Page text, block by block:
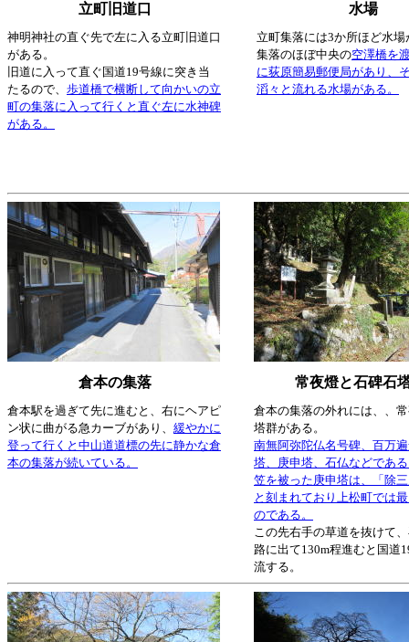
立町旧道口 水場
神明神社の直ぐ先で左に入る立町旧道口
がある。
旧道に入って直ぐ国道19号線に突き当
たるので、 歩道橋で横断して向かいの立
町の集落に入って行くと直ぐ左に水神碑
がある。
立町集落には3か所ほど水場
集落のほぼ中央の空澤橋を
に荻原簡易郵便局があり、
滔々と流れる水場がある。
倉本の集落 常夜燈と石碑石
倉本駅を過ぎて先に進むと、右にヘアピ
ン状に曲がる急カーブがあり、 緩やかに
登って行くと中山道道標の先に静かな倉
本の集落が続いている。
倉本の集落の外れには、、
塔群がある。
南無阿弥陀仏名号碑、百万
塔、庚申塔、石仏などであ
笠を被った庚申塔は、「除
と刻まれており上松町では
のである。
この先右手の草道を抜けて
路に出て130m程進むと国道
流する。